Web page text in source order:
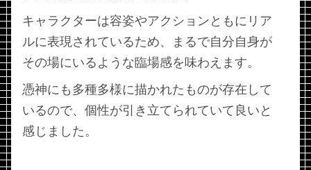
キャラクターは容姿やアクションともにリア
ルに表現されているため、まるで自分自身が
その場にいるような臨場感を味わえます。
憑神にも多種多様に描かれたものが存在して
いるので、個性が引き立てられていて良いと
感じました。